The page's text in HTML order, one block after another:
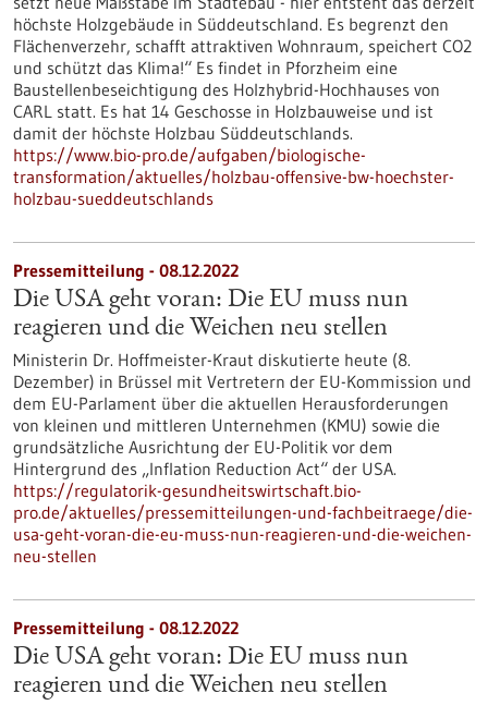
höchste Holzgebäude in Süddeutschland. Es begrenzt den
Flächenverzehr, schafft attraktiven Wohnraum, speichert CO2
und schützt das Klima!“ Es findet in Pforzheim eine
Baustellenbeseichtigung des Holzhybrid-Hochhauses von
CARL statt. Es hat 14 Geschosse in Holzbauweise und ist
damit der höchste Holzbau Süddeutschlands.
https://www.bio-pro.de/aufgaben/biologische-
transformation/aktuelles/holzbau-offensive-bw-hoechster-
holzbau-sueddeutschlands
Pressemitteilung - 08.12.2022
Die USA geht voran: Die EU muss nun
reagieren und die Weichen neu stellen
Ministerin Dr. Hoffmeister-Kraut diskutierte heute (8.
Dezember) in Brüssel mit Vertretern der EU-Kommission und
dem EU-Parlament über die aktuellen Herausforderungen
von kleinen und mittleren Unternehmen (KMU) sowie die
grundsätzliche Ausrichtung der EU-Politik vor dem
Hintergrund des „Inflation Reduction Act“ der USA.
https://regulatorik-gesundheitswirtschaft.bio-
pro.de/aktuelles/pressemitteilungen-und-fachbeitraege/die-
usa-geht-voran-die-eu-muss-nun-reagieren-und-die-weichen-
neu-stellen
Pressemitteilung - 08.12.2022
Die USA geht voran: Die EU muss nun
reagieren und die Weichen neu stellen